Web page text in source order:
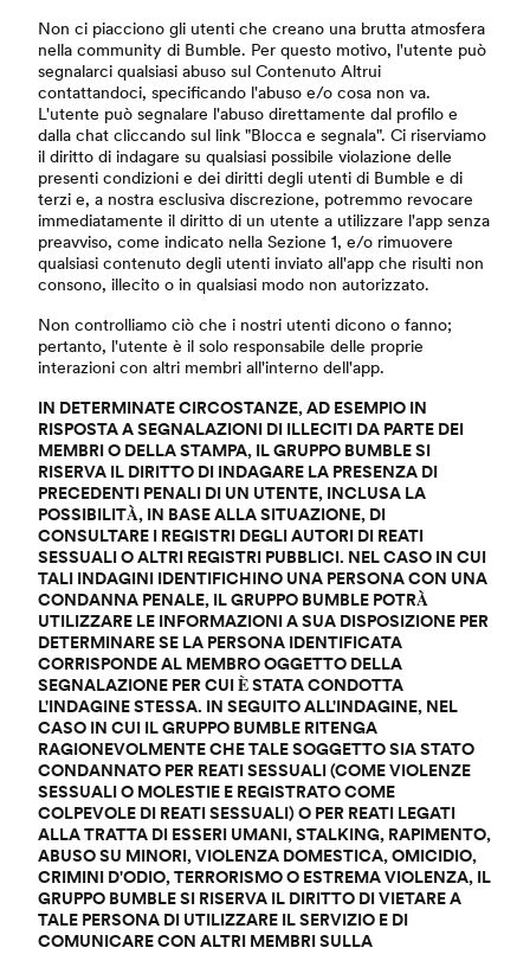
Non ci piacciono gli utenti che creano una brutta atmosfera
nella community di Bumble. Per questo motivo, l'utente può
segnalarci qualsiasi abuso sul Contenuto Altrui
contattandoci, specificando l'abuso e/o cosa non va.
L'utente può segnalare l'abuso direttamente dal profilo e
dalla chat cliccando sul link "Blocca e segnala". Ci riserviamo
il diritto di indagare su qualsiasi possibile violazione delle
presenti condizioni e dei diritti degli utenti di Bumble e di
terzi e, a nostra esclusiva discrezione, potremmo revocare
immediatamente il diritto di un utente a utilizzare l'app senza
preavviso, come indicato nella Sezione 1, e/o rimuovere
qualsiasi contenuto degli utenti inviato all'app che risulti non
consono, illecito o in qualsiasi modo non autorizzato.
Non controlliamo ciò che i nostri utenti dicono o fanno;
pertanto, l'utente è il solo responsabile delle proprie
interazioni con altri membri all'interno dell'app.
IN DETERMINATE CIRCOSTANZE, AD ESEMPIO IN
RISPOSTA A SEGNALAZIONI DI ILLECITI DA PARTE DEI
MEMBRI O DELLA STAMPA, IL GRUPPO BUMBLE SI
RISERVA IL DIRITTO DI INDAGARE LA PRESENZA DI
PRECEDENTI PENALI DI UN UTENTE, INCLUSA LA
POSSIBILITÀ, IN BASE ALLA SITUAZIONE, DI
CONSULTARE I REGISTRI DEGLI AUTORI DI REATI
SESSUALI O ALTRI REGISTRI PUBBLICI. NEL CASO IN CUI
TALI INDAGINI IDENTIFICHINO UNA PERSONA CON UNA
CONDANNA PENALE, IL GRUPPO BUMBLE POTRÀ
UTILIZZARE LE INFORMAZIONI A SUA DISPOSIZIONE PER
DETERMINARE SE LA PERSONA IDENTIFICATA
CORRISPONDE AL MEMBRO OGGETTO DELLA
SEGNALAZIONE PER CUI È STATA CONDOTTA
L'INDAGINE STESSA. IN SEGUITO ALL'INDAGINE, NEL
CASO IN CUI IL GRUPPO BUMBLE RITENGA
RAGIONEVOLMENTE CHE TALE SOGGETTO SIA STATO
CONDANNATO PER REATI SESSUALI (COME VIOLENZE
SESSUALI O MOLESTIE E REGISTRATO COME
COLPEVOLE DI REATI SESSUALI) O PER REATI LEGATI
ALLA TRATTA DI ESSERI UMANI, STALKING, RAPIMENTO,
ABUSO SU MINORI, VIOLENZA DOMESTICA, OMICIDIO,
CRIMINI D'ODIO, TERRORISMO O ESTREMA VIOLENZA, IL
GRUPPO BUMBLE SI RISERVA IL DIRITTO DI VIETARE A
TALE PERSONA DI UTILIZZARE IL SERVIZIO E DI
COMUNICARE CON ALTRI MEMBRI SULLA